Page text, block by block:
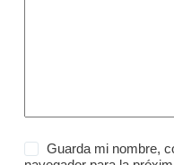
Guarda mi nombre,